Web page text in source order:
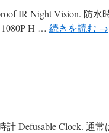
IR Night Vision. 防水
H … 続きを読む →
計 Defusable Clock. 通